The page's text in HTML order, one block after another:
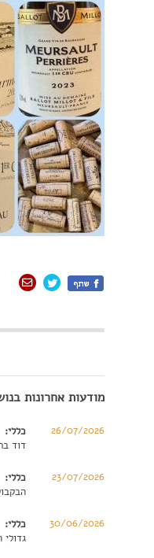
מודעות אחרונות
26/07/2026
כללי:
דוד
23/07/2026
כללי:
30/06/2026
כללי: